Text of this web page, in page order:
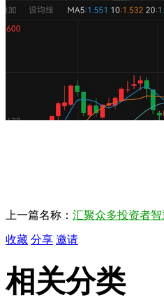
上一篇名称： 汇聚众多投资者
收藏 分享 邀请
相关分类